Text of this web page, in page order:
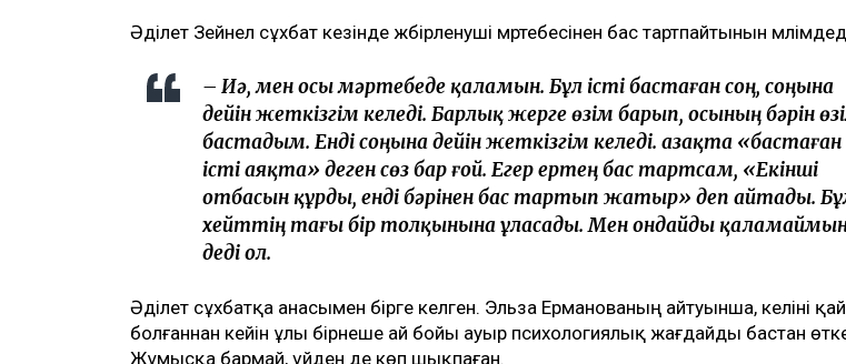
хабарлайдыUlysmedia.kz.
ТАҒЫ ДА ОҚЫҢЫЗДАР
«Жедел жәрдем мен өрт сөндірушілер кіре алмайды»: Астана тұрғындары
құрылысқа наразы
Астанада жолаушы мінген ұшқышсыз әуе кемесі алғаш рет сынақтан өтті
"Шал, кет!" ұранының авторы Ермек Нарымбай 2,5 жылға сотталды
«Жәбірленуші мәртебесінен бас тартпаймын»